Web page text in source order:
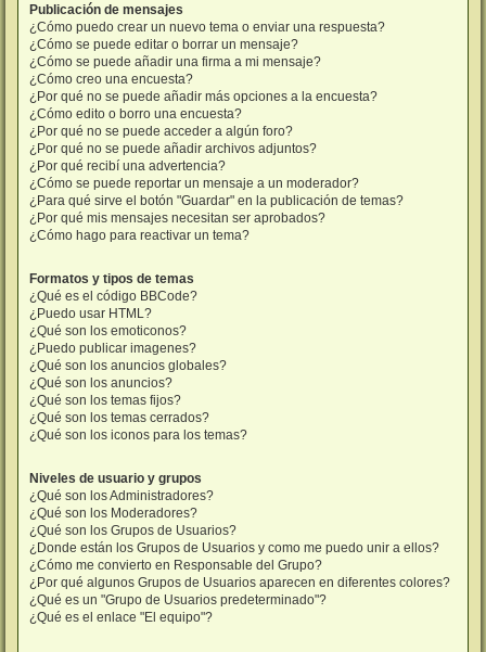
Publicación de mensajes
¿Cómo puedo crear un nuevo tema o enviar una respuesta?
¿Cómo se puede editar o borrar un mensaje?
¿Cómo se puede añadir una firma a mi mensaje?
¿Cómo creo una encuesta?
¿Por qué no se puede añadir más opciones a la encuesta?
¿Cómo edito o borro una encuesta?
¿Por qué no se puede acceder a algún foro?
¿Por qué no se puede añadir archivos adjuntos?
¿Por qué recibí una advertencia?
¿Cómo se puede reportar un mensaje a un moderador?
¿Para qué sirve el botón "Guardar" en la publicación de temas?
¿Por qué mis mensajes necesitan ser aprobados?
¿Cómo hago para reactivar un tema?
Formatos y tipos de temas
¿Qué es el código BBCode?
¿Puedo usar HTML?
¿Qué son los emoticonos?
¿Puedo publicar imagenes?
¿Qué son los anuncios globales?
¿Qué son los anuncios?
¿Qué son los temas fijos?
¿Qué son los temas cerrados?
¿Qué son los iconos para los temas?
Niveles de usuario y grupos
¿Qué son los Administradores?
¿Qué son los Moderadores?
¿Qué son los Grupos de Usuarios?
¿Donde están los Grupos de Usuarios y como me puedo unir a ellos?
¿Cómo me convierto en Responsable del Grupo?
¿Por qué algunos Grupos de Usuarios aparecen en diferentes colores?
¿Qué es un "Grupo de Usuarios predeterminado"?
¿Qué es el enlace "El equipo"?